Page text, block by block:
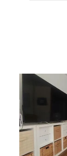
MAISONS
66,90 m
,
Ref : 18906
Visiter le